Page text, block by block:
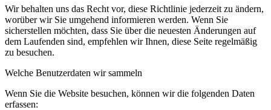
Wir behalten uns das Recht vor, diese Richtlinie jederzeit zu ändern,
worüber wir Sie umgehend informieren werden. Wenn Sie
sicherstellen möchten, dass Sie über die neuesten Änderungen auf
dem Laufenden sind, empfehlen wir Ihnen, diese Seite regelmäßig
zu besuchen.
Welche Benutzerdaten wir sammeln
Wenn Sie die Website besuchen, können wir die folgenden Daten
erfassen: